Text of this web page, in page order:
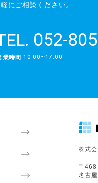
にご相談ください。
052-
業時間 10:00~17:00
株式
〒
名古